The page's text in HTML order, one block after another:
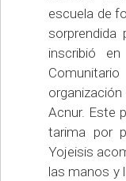
escuela de
inscribió
Acnur. Este
tarima por
Yojeisis
las manos y